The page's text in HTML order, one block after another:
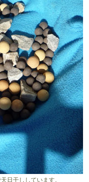
日干ししています。